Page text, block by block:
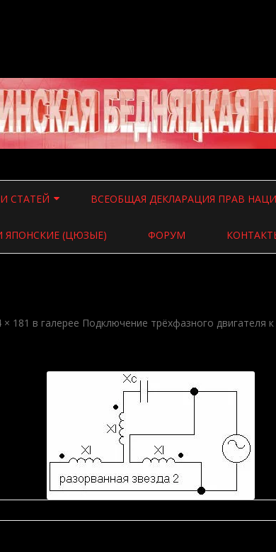
Перейти
к
содержимому
СТАТЕЙ ВСЕОБЩАЯ ДЕКЛАРАЦИЯ ПРАВ
ЯПОНСКИЕ (ЦЮЗЫЕ) ФОРУМ
× 181 в галерее Подключение трёхфазного двигателя